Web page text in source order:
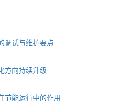
调试与维护要点
方向持续升级
节能运行中的作用